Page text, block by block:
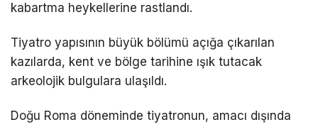
kabartma heykellerine rastlandı.
Tiyatro yapısının büyük bölümü açığa çıkarılan
kazılarda, kent ve bölge tarihine ışık tutacak
arkeolojik bulgulara ulaşıldı.
Doğu Roma döneminde tiyatronun, amacı dışında